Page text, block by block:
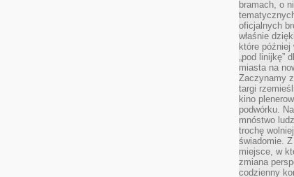
bramach, o
oficjalnych
właśnie
które później
„pod linijkę”
miasta na
Zaczynamy
targi
kino
podwórku.
mnóstwo
trochę
świadomie.
miejsce, w
zmiana
codzienny